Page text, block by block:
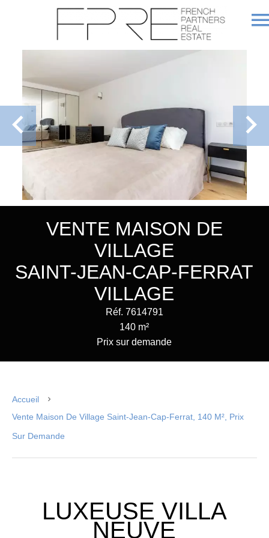
VENTE MAISON DE
VILLAGE
SAINT-JEAN-CAP-FERRAT
VILLAGE
Réf. 7614791
140 m²
Prix sur demande
Accueil
Vente Maison De Village Saint-Jean-Cap-Ferrat, 140 M², Prix
Sur Demande
LUXEUSE VILLA
NEUVE